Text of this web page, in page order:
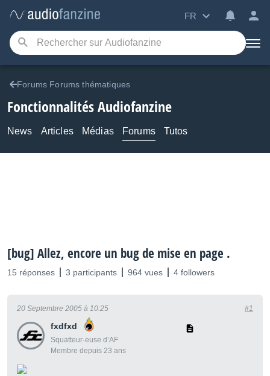
FR
Forums Forums thématiques
Fonctionnalités Audiofanzine
News Articles Médias Forums Tutos
[bug] Allez, encore un bug de mise en page .
15 réponses 3 participants 964 vues 4 followers
fxdfxd
Squatteur·euse d’AF
Membre depuis 23 ans
20 Septembre 2005 à 10:25 #1